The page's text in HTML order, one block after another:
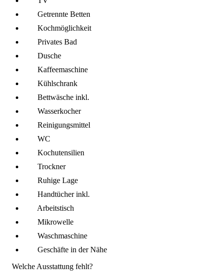
Getrennte Betten
Kochmöglich­keit
Privates Bad
Dusche
Kaffee­maschine
Kühl­schrank
Bettwäsche inkl.
Wasserkocher
Reinigungsmittel
WC
Kochutensilien
Trockner
Ruhige Lage
Handtücher inkl.
Arbeitstisch
Mikro­welle
Wasch­maschine
Geschäfte in der Nähe
Welche Ausstattung fehlt?